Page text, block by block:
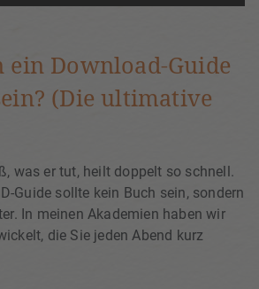
byUsercentrics Consent
Platform& eRecht24
ein Download-Guide
(Die ultimative
was er tut, heilt doppelt so schnell.
Guide sollte kein Buch sein, sondern
In meinen Akademien haben wir
die Sie jeden Abend kurz